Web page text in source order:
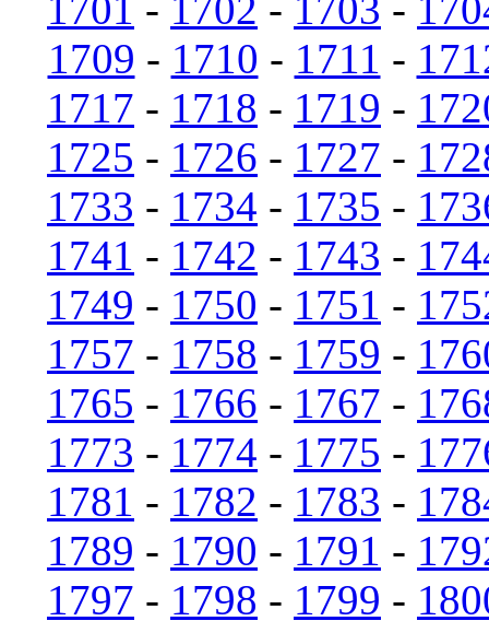
1709 - 1710 - 1711 -
1717 - 1718 - 1719 -
1725 - 1726 - 1727 -
1733 - 1734 - 1735 -
1741 - 1742 - 1743 -
1749 - 1750 - 1751 -
1757 - 1758 - 1759 -
1765 - 1766 - 1767 -
1773 - 1774 - 1775 -
1781 - 1782 - 1783 -
1789 - 1790 - 1791 -
1797 - 1798 - 1799 -